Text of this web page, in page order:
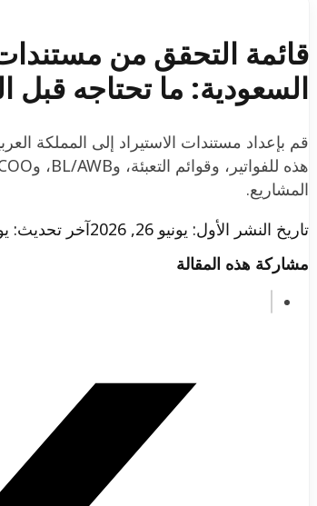
قائمة التحقق من مستندات
السعودية: ما تحتاجه
قم بإعداد مستندات الاستيراد إلى المملكة
المشاريع.
تاريخ النشر الأول: يونيو 26, 2026
آخر تحديث: يونيو
مشاركة هذه المقالة